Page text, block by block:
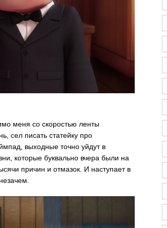
меня со скоростью ленты
сел писать статейку про
выходные точно уйдут в
которые буквально вчера были на
причин и отмазок. И наступает в